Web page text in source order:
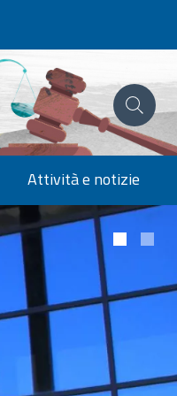
Attività e notizie